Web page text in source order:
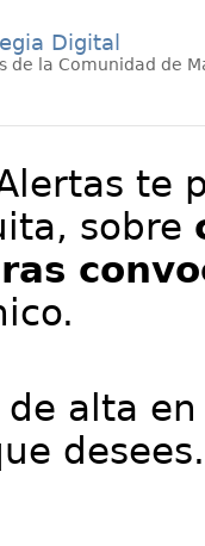
Digital
de la Comunidad de
te
sobre
de alta
desees.